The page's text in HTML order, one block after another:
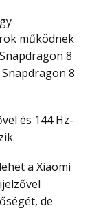
működnek
8
8
de